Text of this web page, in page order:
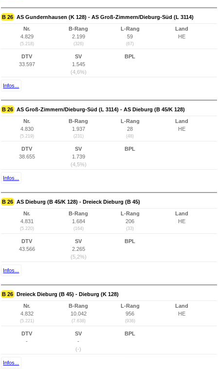
B 26 AS Gundernhausen (K 128) - AS Groß-Zimmern/Dieburg-Süd (L 3114)
Nr.
4.829
(5.218)
B-Rang
2.199
(326)
L-Rang
59
(67)
Land
HE
DTV
33.597
SV
1.545
(4,6%)
BPL
Infos...
B 26 AS Groß-Zimmern/Dieburg-Süd (L 3114) - AS Dieburg (B 45/K 128)
Nr.
4.830
(5.219)
B-Rang
1.937
(231)
L-Rang
28
(48)
Land
HE
DTV
38.655
SV
1.739
(4,5%)
BPL
Infos...
B 26 AS Dieburg (B 45/K 128) - Dreieck Dieburg (B 45)
Nr.
4.831
(5.220)
B-Rang
1.684
(164)
L-Rang
206
(33)
Land
HE
DTV
43.566
SV
2.265
(5,2%)
BPL
Infos...
B 26 Dreieck Dieburg (B 45) - Dieburg (K 128)
Nr.
4.832
(5.221)
B-Rang
10.042
(7.638)
L-Rang
956
(936)
Land
HE
DTV
-
SV
-
(-)
BPL
Infos...